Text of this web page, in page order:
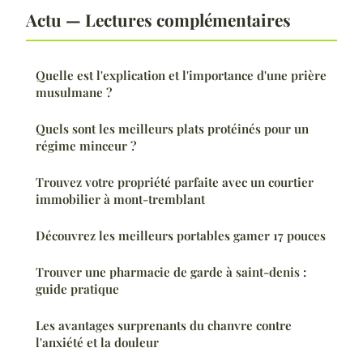
Actu — Lectures complémentaires
Quelle est l'explication et l'importance d'une prière
musulmane ?
Quels sont les meilleurs plats protéinés pour un
régime minceur ?
Trouvez votre propriété parfaite avec un courtier
immobilier à mont-tremblant
Découvrez les meilleurs portables gamer 17 pouces
Trouver une pharmacie de garde à saint-denis :
guide pratique
Les avantages surprenants du chanvre contre
l'anxiété et la douleur